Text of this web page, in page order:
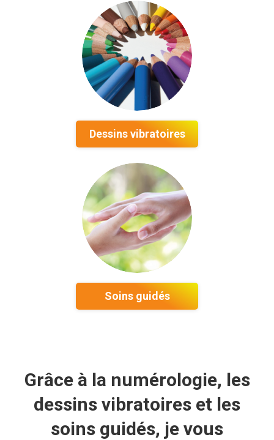
Dessins vibratoires
Soins guidés
Grâce à la numérologie, les
dessins vibratoires et les
soins guidés, je vous